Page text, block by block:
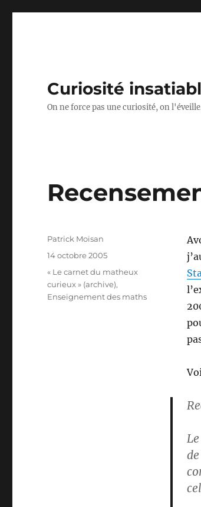
Curiosité
On ne force pas une curiosité, on
Auteur
Patrick Moisan
Publié
14 octobre 2005
Catégories
« Le carnet du matheux
curieux » (archive),
Enseignement des maths